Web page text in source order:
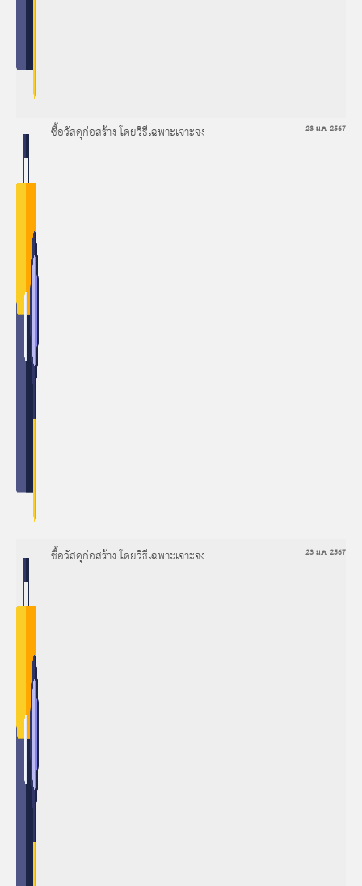
ซื้อวัสดุก่อสร้าง โดยวิธีเฉพาะเจาะจง 23 ม.ค. 2567
ซื้อวัสดุก่อสร้าง โดยวิธีเฉพาะเจาะจง 23 ม.ค. 2567